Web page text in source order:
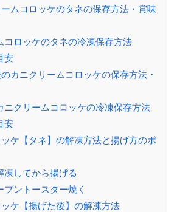
ムコロッケのタネの保存方法・賞味
コロッケのタネの冷凍保存方法
安
カニクリームコロッケの保存方法・
ニクリームコロッケの冷凍保存方法
安
ケ【タネ】の解凍方法と揚げ方のポ
凍してから揚げる
ントースター焼く
ケ【揚げた後】の解凍方法